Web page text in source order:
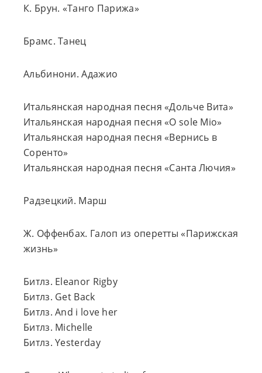
К. Брун. «Танго Парижа»
Брамс. Танец
Альбинони. Адажио
Итальянская народная песня «Дольче Вита»
Итальянская народная песня «O sole Mio»
Итальянская народная песня «Вернись в
Соренто»
Итальянская народная песня «Санта Лючия»
Радзецкий. Марш
Ж. Оффенбах. Галоп из оперетты «Парижская
жизнь»
Битлз. Eleanor Rigby
Битлз. Get Back
Битлз. And i love her
Битлз. Michelle
Битлз. Yesterday